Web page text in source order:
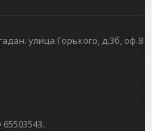
улица Горького, д.3б, оф.8